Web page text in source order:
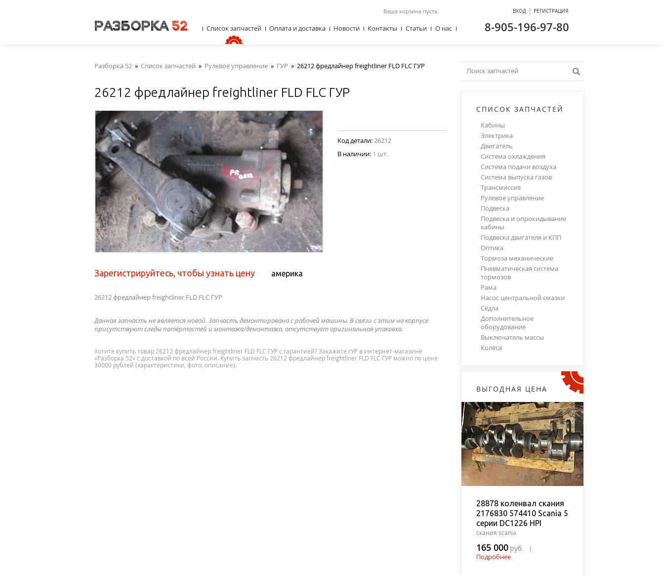
Разборка 52 » Список запчастей » Рулевое управление » ГУР » 26212 фредлайнер freightliner FLD FLC ГУР
26212 фредлайнер freightliner FLD FLC ГУР
Код детали:26212
В наличии: 1 шт.
Зарегистрируйтесь, чтобы узнать цену америка
26212 фредлайнер freightliner FLD FLC ГУР
Данная запчасть не является новой. Запчасть демонтирована с рабочей машины. В связи с этим на корпусе
присутствуют следы потёртостей и монтажа/демонтажа, отсутствует оригинальная упаковка.
Хотите купить товар 26212 фредлайнер freightliner FLD FLC ГУР с гарантией? Закажите гУР в интернет-магазине
«Разборка 52» с доставкой по всей России. Купить запчасть 26212 фредлайнер freightliner FLD FLC ГУР можно по цене
30000 рублей (характеристики, фото, описание).
СПИСОК ЗАПЧАСТЕЙ
Кабины
Электрика
Двигатель
Система охлаждения
Система подачи воздуха
Система выпуска газов
Трансмиссия
Рулевое управление
Подвеска
Подвеска и опрокидывание
кабины
Подвеска двигателя и КПП
Оптика
Тормоза механические
Пневматическая система
тормозов
Рама
Насос центральной смазки
Сёдла
Дополнительное
оборудование
Выключатель массы
Колёса
ВЫГОДНАЯ ЦЕНА
28878 коленвал скания
2176830 574410 Scania 5
серии DC1226 HPI
скания scania
165 000 руб.
|
Подробнее
Ваша корзина пуста. ВХОД | РЕГИСТРАЦИЯ
8-905-196-97-80
Список запчастей Оплата и доставка Новости Контакты Статьи О нас